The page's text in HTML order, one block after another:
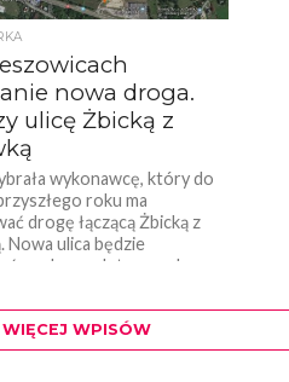
nowa droga.
ulicę Żbicką z
wykonawcę, który do
roku ma
drogę łączącą Żbicką z
Nowa ulica będzie
po dawnych terenach...
WIĘCEJ WPISÓW